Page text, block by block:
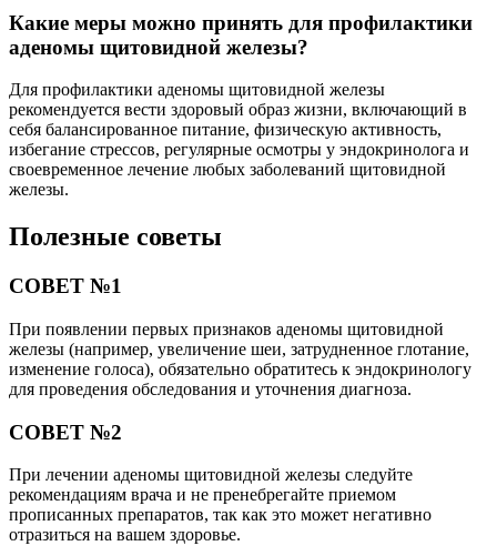
Какие меры можно принять для профилактики
аденомы щитовидной железы?
Для профилактики аденомы щитовидной железы
рекомендуется вести здоровый образ жизни, включающий в
себя балансированное питание, физическую активность,
избегание стрессов, регулярные осмотры у эндокринолога и
своевременное лечение любых заболеваний щитовидной
железы.
Полезные советы
СОВЕТ №1
При появлении первых признаков аденомы щитовидной
железы (например, увеличение шеи, затрудненное глотание,
изменение голоса), обязательно обратитесь к эндокринологу
для проведения обследования и уточнения диагноза.
СОВЕТ №2
При лечении аденомы щитовидной железы следуйте
рекомендациям врача и не пренебрегайте приемом
прописанных препаратов, так как это может негативно
отразиться на вашем здоровье.